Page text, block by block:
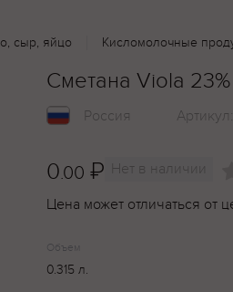
сыр, яйцо Кисломолочные
Сметана Viola 23%
Россия Артикул:
0.00 ₽ Нет в наличии
Цена может отличаться от
Объем
0.315 л.